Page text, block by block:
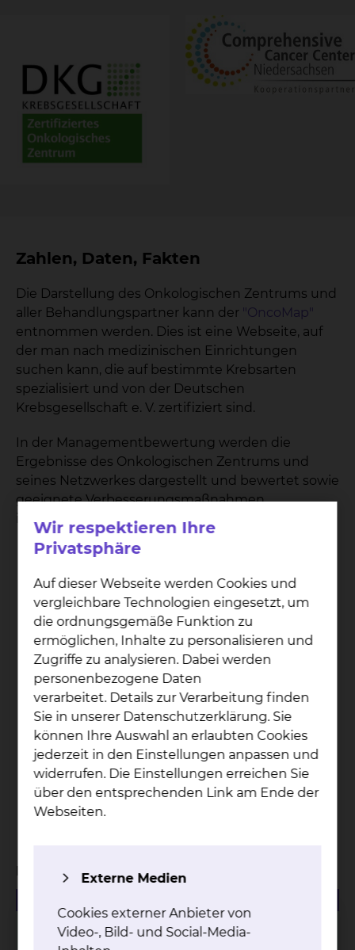
Zahlen, Daten, Fakten
Die Darstellung des Onkologischen Zentrums und
aller Behandlungspartner kann der "OncoMap"
entnommen werden. Dies ist eine Webseite, auf
der man nach medizinischen Einrichtungen
suchen kann, die auf bestimmte Krebsarten
spezialisiert und von der Deutschen
Krebsgesellschaft e. V. zertifiziert sind.
In der Managementbewertung werden die
Ergebnisse des Onkologischen Zentrums und
seines Netzwerkes dargestellt und bewertet sowie
geeignete Verbesserungsmaßnahmen
identifiziert.
14
DKG zertifizierte Zentren
32
Onkologische Fachpflegekräfte + 2 Breast Care
Nurses
3466
Patienten wurden in Tumorkonferenzen
Managementbewertungen
Managementbewertung 2025
Wir respektieren Ihre
Privatsphäre
Auf dieser Webseite werden Cookies und
vergleichbare Technologien eingesetzt, um
die ordnungsgemäße Funktion zu
ermöglichen, Inhalte zu personalisieren und
Zugriffe zu analysieren. Dabei werden
personenbezogene Daten
verarbeitet. Details zur Verarbeitung finden
Sie in unserer Datenschutzerklärung. Sie
können Ihre Auswahl an erlaubten Cookies
jederzeit in den Einstellungen anpassen und
widerrufen. Die Einstellungen erreichen Sie
über den entsprechenden Link am Ende der
Webseiten.
Externe Medien
Cookies externer Anbieter von
Video-, Bild- und Social-Media-